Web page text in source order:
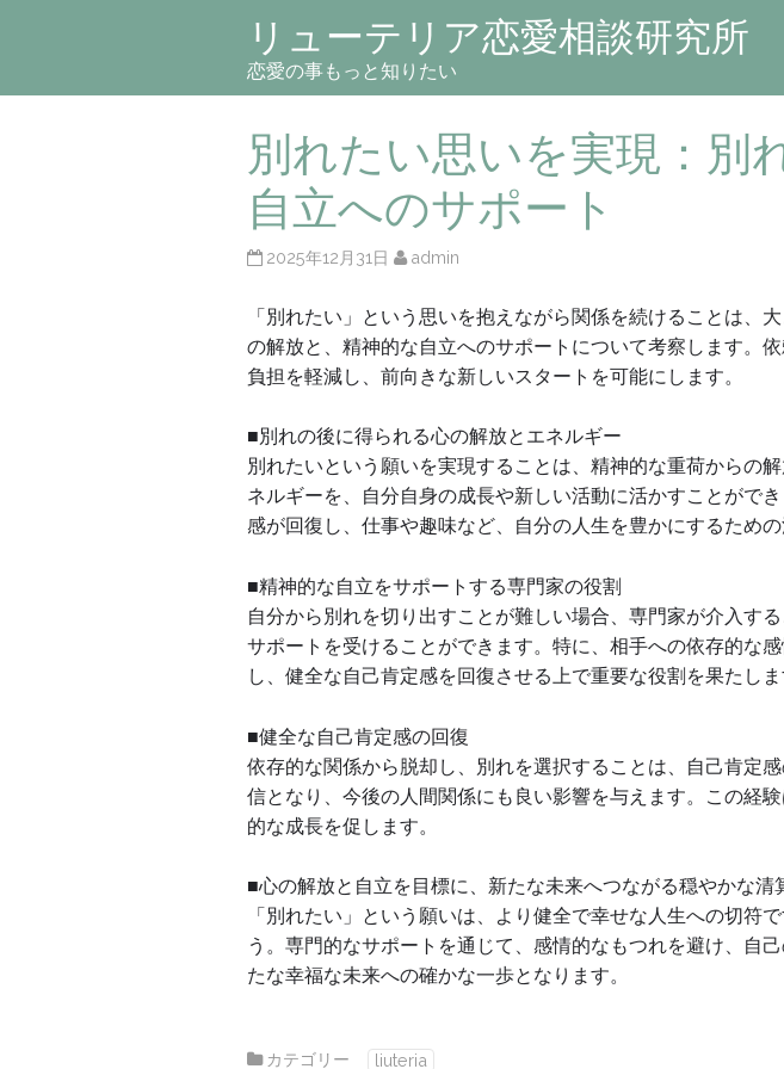
リューテリア恋愛相談研究所
恋愛の事もっと知りたい
別れたい思いを実現：別
自立へのサポート
2025年12月31日 admin
「別れたい」という思いを抱えながら関係を続けることは
の解放と、精神的な自立へのサポートについて考察します。
負担を軽減し、前向きな新しいスタートを可能にします。
■別れの後に得られる心の解放とエネルギー
別れたいという願いを実現することは、精神的な重荷からの
ネルギーを、自分自身の成長や新しい活動に活かすことがで
感が回復し、仕事や趣味など、自分の人生を豊かにするため
■精神的な自立をサポートする専門家の役割
自分から別れを切り出すことが難しい場合、専門家が介入す
サポートを受けることができます。特に、相手への依存的な
し、健全な自己肯定感を回復させる上で重要な役割を果たしま
■健全な自己肯定感の回復
依存的な関係から脱却し、別れを選択することは、自己肯定
信となり、今後の人間関係にも良い影響を与えます。この経
的な成長を促します。
■心の解放と自立を目標に、新たな未来へつながる穏やかな清
「別れたい」という願いは、より健全で幸せな人生への切符
う。専門的なサポートを通じて、感情的なもつれを避け、自
たな幸福な未来への確かな一歩となります。
カテゴリー liuteria